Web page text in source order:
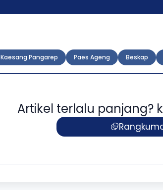
Kaesang Pangarep Paes Ageng Beskap
Artikel terlalu panjang?